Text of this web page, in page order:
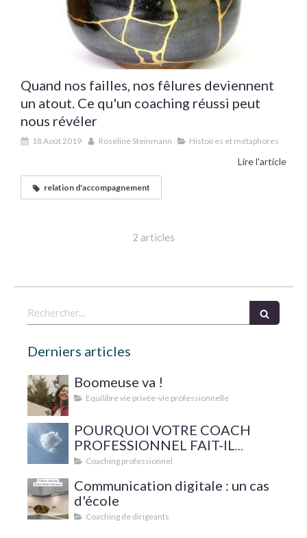
Quand nos failles, nos fêlures deviennent
un atout. Ce qu'un coaching réussi peut
nous révéler
18 Août 2019 Roseline Steinmann Histoires et métaphores
Lire l'article
relation d'accompagnement
2 articles
Rechercher
Derniers articles
Boomeuse va !
Equilibre vie privée-vie professionnelle
POURQUOI VOTRE COACH
PROFESSIONNEL FAIT-IL
SUPERVISER SA PRATIQUE ?
Coaching professionnel
Communication digitale : un cas
d'école
Coaching de dirigeants